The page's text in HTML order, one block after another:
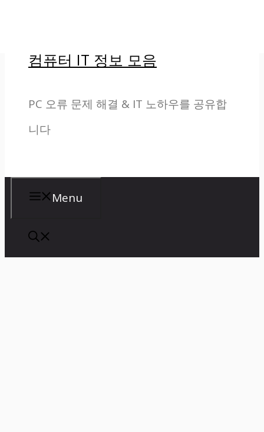
컴퓨터 IT 정보 모음
PC 오류 문제 해결 & IT 노하우를 공유합
니다
Menu